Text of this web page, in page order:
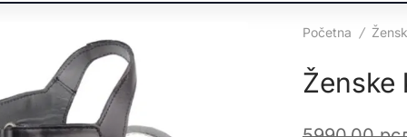
Početna /
Ženske